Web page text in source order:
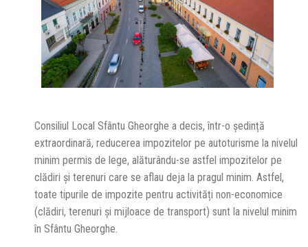
Consiliul Local Sfântu Gheorghe a decis, într-o ședință
extraordinară, reducerea impozitelor pe autoturisme la nivelul
minim permis de lege, alăturându-se astfel impozitelor pe
clădiri și terenuri care se aflau deja la pragul minim. Astfel,
toate tipurile de impozite pentru activități non-economice
(clădiri, terenuri și mijloace de transport) sunt la nivelul minim
în Sfântu Gheorghe.